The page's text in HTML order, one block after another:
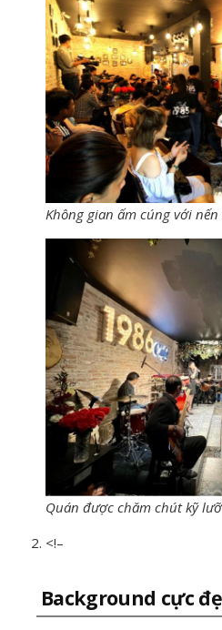
Không gian ấm cúng với nến
Quán được chăm chút kỹ
<!–
Background cực